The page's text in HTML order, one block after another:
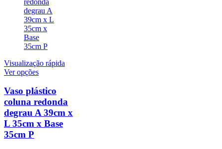
Visualização rápida
Ver opçõesEste
tem
várias
variantes.
As
opções
Vaso plástico
coluna redonda
degrau A 39cm x
L 35cm x Base
35cm P